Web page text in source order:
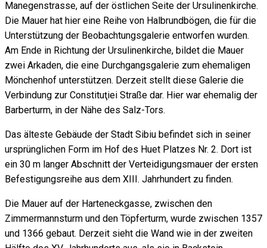
Manegenstrasse, auf der östlichen Seite der Ursulinenkirche.
Die Mauer hat hier eine Reihe von Halbrundbögen, die für die
Unterstützung der Beobachtungsgalerie entworfen wurden.
Am Ende in Richtung der Ursulinenkirche, bildet die Mauer
zwei Arkaden, die eine Durchgangsgalerie zum ehemaligen
Mönchenhof unterstützen. Derzeit stellt diese Galerie die
Verbindung zur Constituţiei Straße dar. Hier war ehemalig der
Barberturm, in der Nähe des Salz-Tors.
Das älteste Gebäude der Stadt Sibiu befindet sich in seiner
ursprünglichen Form im Hof des Huet Platzes Nr. 2. Dort ist
ein 30 m langer Abschnitt der Verteidigungsmauer der ersten
Befestigungsreihe aus dem XIII. Jahrhundert zu finden.
Die Mauer auf der Harteneckgasse, zwischen den
Zimmermannsturm und den Töpferturm, wurde zwischen 1357
und 1366 gebaut. Derzeit sieht die Wand wie in der zweiten